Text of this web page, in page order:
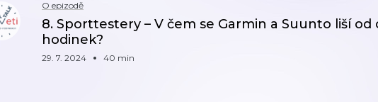
O epizodě
8. Sporttestery – V čem se Garmin a Suunto liší
hodinek?
29. 7. 2024 40 min